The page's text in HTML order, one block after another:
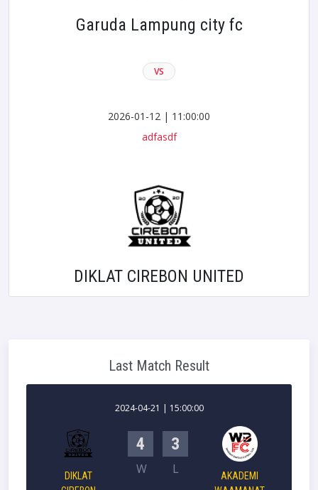
Garuda Lampung city fc
VS
2026-01-12 | 11:00:00
adfasdf
DIKLAT CIREBON UNITED
Last Match Result
2024-04-21 | 15:00:00
DIKLAT
4
W
3
L
AKADEMI